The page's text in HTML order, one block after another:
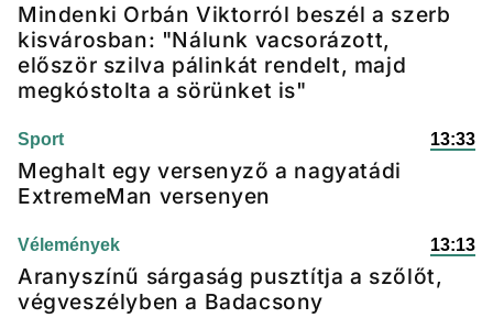
Mindenki Orbán Viktorról beszél a szerb
kisvárosban: "Nálunk vacsorázott,
először szilva pálinkát rendelt, majd
megkóstolta a sörünket is"
Sport 13:33
Meghalt egy versenyző a nagyatádi
ExtremeMan versenyen
Vélemények 13:13
Aranyszínű sárgaság pusztítja a szőlőt,
végveszélyben a Badacsony